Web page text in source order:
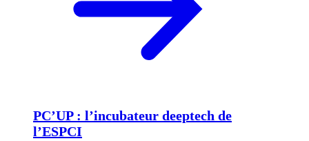
PC’UP : l’incubateur deeptech de
l’ESPCI